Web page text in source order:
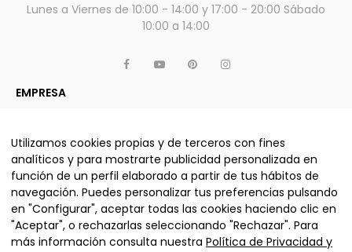
Lunes a Viernes de 10:00 - 14:00 y 17:00 - 20:00 Sábado
10:00 a 14:00
EMPRESA
OTROS SERVICIOS Y PRODUCTOS
ALJUMA MUEBLES, S.L. © La nube sofás 2025 - Todos los
derechos reservados.
Utilizamos cookies propias y de terceros con fines
analíticos y para mostrarte publicidad personalizada en
función de un perfil elaborado a partir de tus hábitos de
navegación. Puedes personalizar tus preferencias pulsando
en "Configurar", aceptar todas las cookies haciendo clic en
"Aceptar", o rechazarlas seleccionando "Rechazar". Para
más información consulta nuestra Política de Privacidad y